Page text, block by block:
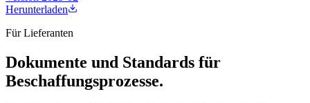
Herunterladen
Für Lieferanten
Dokumente und Standards für
Beschaffungsprozesse.